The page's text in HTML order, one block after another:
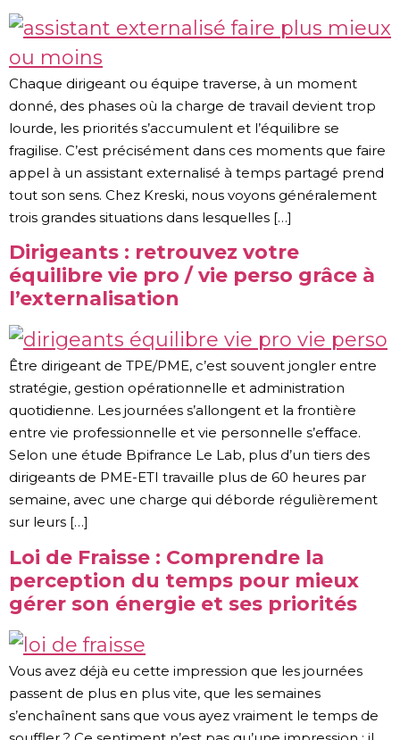
Chaque dirigeant ou équipe traverse, à un moment
donné, des phases où la charge de travail devient trop
lourde, les priorités s’accumulent et l’équilibre se
fragilise. C’est précisément dans ces moments que faire
appel à un assistant externalisé à temps partagé prend
tout son sens. Chez Kreski, nous voyons généralement
trois grandes situations dans lesquelles […]
Dirigeants : retrouvez votre
équilibre vie pro / vie perso grâce à
l’externalisation
Être dirigeant de TPE/PME, c’est souvent jongler entre
stratégie, gestion opérationnelle et administration
quotidienne. Les journées s’allongent et la frontière
entre vie professionnelle et vie personnelle s’efface.
Selon une étude Bpifrance Le Lab, plus d’un tiers des
dirigeants de PME-ETI travaille plus de 60 heures par
semaine, avec une charge qui déborde régulièrement
sur leurs […]
Loi de Fraisse : Comprendre la
perception du temps pour mieux
gérer son énergie et ses priorités
Vous avez déjà eu cette impression que les journées
passent de plus en plus vite, que les semaines
s’enchaînent sans que vous ayez vraiment le temps de